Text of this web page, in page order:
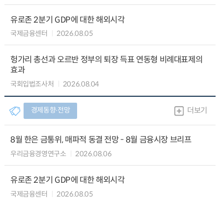
유로존 2분기 GDP에 대한 해외시각
국제금융센터 2026.08.05
헝가리 총선과 오르반 정부의 퇴장 득표 연동형 비례대표제의
효과
국회입법조사처 2026.08.04
경제동향∙전망 더보기
8월 한은 금통위, 매파적 동결 전망 - 8월 금융시장 브리프
우리금융경영연구소 2026.08.06
유로존 2분기 GDP에 대한 해외시각
국제금융센터 2026.08.05